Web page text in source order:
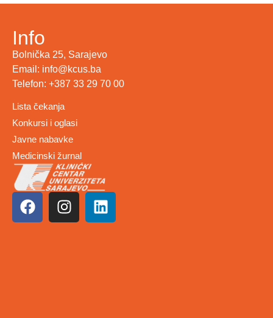
Info
Bolnička 25, Sarajevo
Email: info@kcus.ba
Telefon: +387 33 29 70 00
Lista čekanja
Konkursi i oglasi
Javne nabavke
Medicinski žurnal